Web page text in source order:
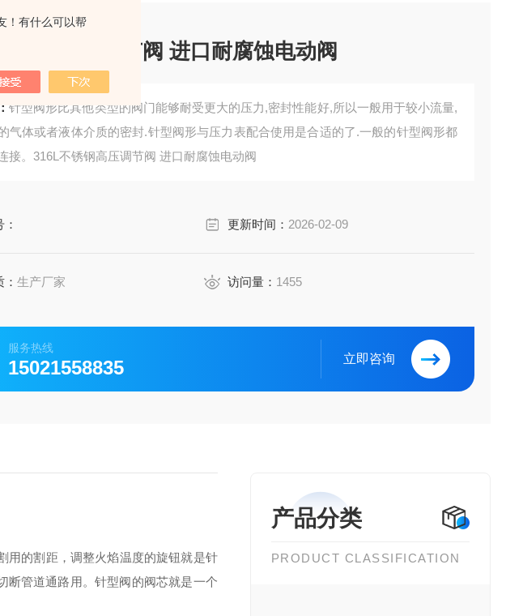
！有什么可以帮
316L不锈钢高压调节阀 进口耐腐蚀电动阀
针型阀形比其他类型的阀门能够耐受更大的压力,密封性能好,所以一般用于较小流量,
气体或者液体介质的密封.针型阀形与压力表配合使用是合适的了.一般的针型阀形都
做成螺纹连接。316L不锈钢高压调节阀 进口耐腐蚀电动阀
更新时间： 2026-02-09
：生产厂家 访问量： 1455
服务热线
15021558835 立即咨询
产品分类
PRODUCT CLASSIFICATION
用的割距，调整火焰温度的旋钮就是针
断管道通路用。针型阀的阀芯就是一个